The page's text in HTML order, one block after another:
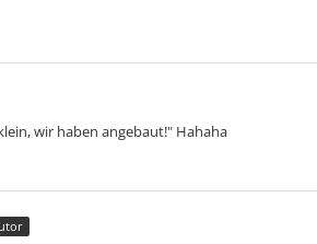
wir haben angebaut!" Hahaha